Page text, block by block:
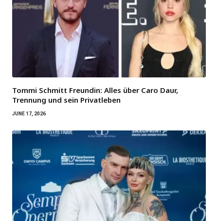
Tommi Schmitt Freundin: Alles über Caro Daur,
Trennung und sein Privatleben
JUNE 17, 2026